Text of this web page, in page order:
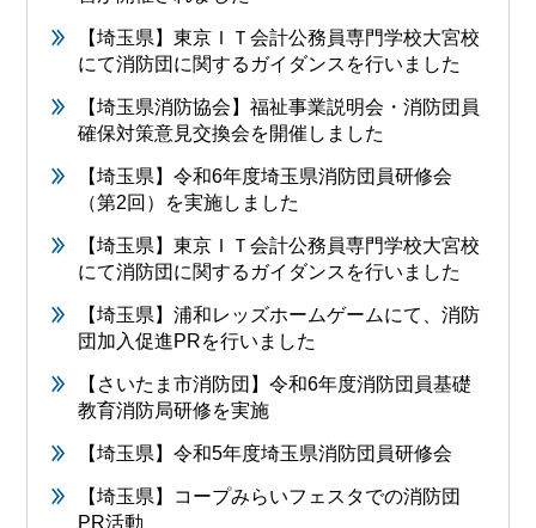
【埼玉県】東京ＩＴ会計公務員専門学校大宮校
にて消防団に関するガイダンスを行いました
【埼玉県消防協会】福祉事業説明会・消防団員
確保対策意見交換会を開催しました
【埼玉県】令和6年度埼玉県消防団員研修会
（第2回）を実施しました
【埼玉県】東京ＩＴ会計公務員専門学校大宮校
にて消防団に関するガイダンスを行いました
【埼玉県】浦和レッズホームゲームにて、消防
団加入促進PRを行いました
【さいたま市消防団】令和6年度消防団員基礎
教育消防局研修を実施
【埼玉県】令和5年度埼玉県消防団員研修会
【埼玉県】コープみらいフェスタでの消防団
PR活動